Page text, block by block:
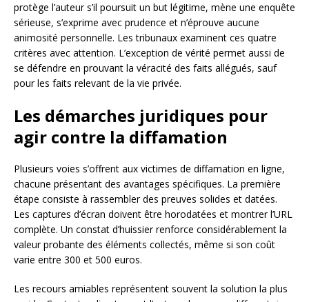
protège l’auteur s’il poursuit un but légitime, mène une enquête
sérieuse, s’exprime avec prudence et n’éprouve aucune
animosité personnelle. Les tribunaux examinent ces quatre
critères avec attention. L’exception de vérité permet aussi de
se défendre en prouvant la véracité des faits allégués, sauf
pour les faits relevant de la vie privée.
Les démarches juridiques pour
agir contre la diffamation
Plusieurs voies s’offrent aux victimes de diffamation en ligne,
chacune présentant des avantages spécifiques. La première
étape consiste à rassembler des preuves solides et datées.
Les captures d’écran doivent être horodatées et montrer l’URL
complète. Un constat d’huissier renforce considérablement la
valeur probante des éléments collectés, même si son coût
varie entre 300 et 500 euros.
Les recours amiables représentent souvent la solution la plus